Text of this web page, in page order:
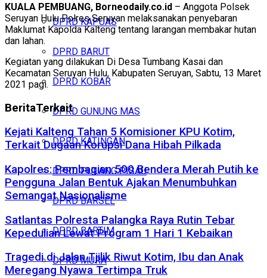
DPRD KAPUAS
DPRD BARUT
DPRD KOBAR
DPRD GUNUNG MAS
DPRD KATINGAN
DPRD PULANG PISAU
DPRD BARSEL
DPRD BARTIM
DPRD MURA
KUALA PEMBUANG, Borneodaily.co.id – Anggota Polsek
Seruyan Hulu Polres Seruyan melaksanakan penyebaran
Maklumat Kapolda Kalteng tentang larangan membakar hutan
dan lahan.
Kegiatan yang dilakukan Di Desa Tumbang Kasai dan
Kecamatan Seruyan Hulu, Kabupaten Seruyan, Sabtu, 13 Maret
2021 pagi.
BeritaTerkait
Kejati Kalteng Tahan 5 Komisioner KPU Kotim,
Terkait Dugaan Korupsi Dana Hibah Pilkada
Kapolres: Pembagian 500 Bendera Merah Putih ke
Pengguna Jalan Bentuk Ajakan Menumbuhkan
Semangat Nasionalisme
Satlantas Polresta Palangka Raya Rutin Tebar
Kepedulian Lewat Program 1 Hari 1 Kebaikan
Tragedi di Jalan Tjilik Riwut Kotim, Ibu dan Anak
Meregang Nyawa Tertimpa Truk